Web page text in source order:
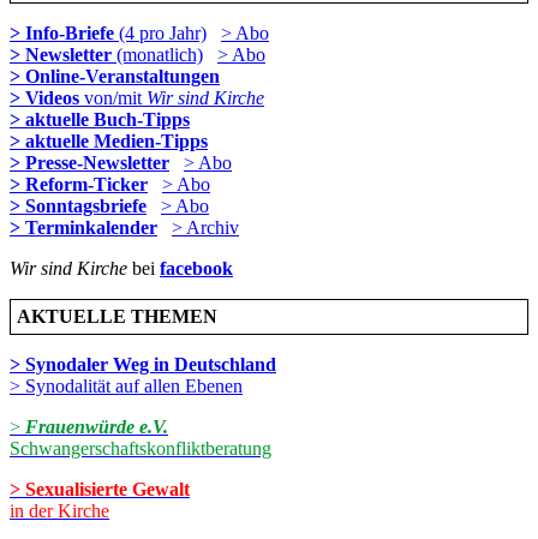
> Info-Briefe (4 pro Jahr)
> Abo
> Newsletter (monatlich)
> Abo
> Online-Veranstaltungen
> Videos von/mit Wir sind Kirche
> aktuelle Buch-Tipps
> aktuelle Medien-Tipps
> Presse-Newsletter
> Abo
> Reform-Ticker
> Abo
> Sonntagsbriefe
> Abo
> Terminkalender
> Archiv
Wir sind Kirche bei facebook
AKTUELLE THEMEN
> Synodaler Weg in Deutschland
> Synodalität auf allen Ebenen
> Frauenwürde e.V.
Schwangerschaftskonfliktberatung
> Sexualisierte Gewalt
in der Kirche